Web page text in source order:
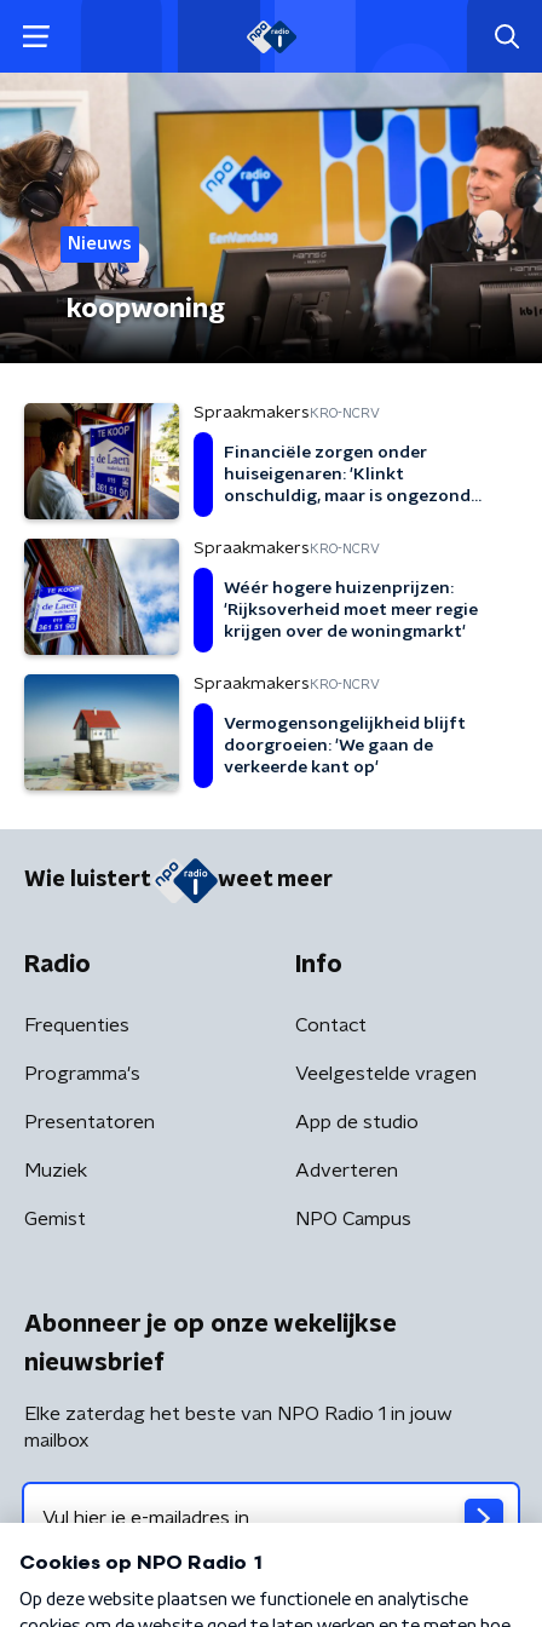
Nieuws
koopwoning
Spraakmakers KRO-NCRV
Financiële zorgen onder
huiseigenaren: 'Klinkt
onschuldig, maar is ongezond
Spraakmakers KRO-NCRV
Wéér hogere huizenprijzen:
'Rijksoverheid moet meer regie
krijgen over de woningmarkt'
Spraakmakers KRO-NCRV
Vermogensongelijkheid blijft
doorgroeien: 'We gaan de
verkeerde kant op'
Wie luistert weet meer
Radio
Frequenties
Programma's
Presentatoren
Muziek
Gemist
Info
Contact
Veelgestelde vragen
App de studio
Adverteren
NPO Campus
Abonneer je op onze wekelijkse
nieuwsbrief
Elke zaterdag het beste van NPO Radio 1 in jouw
mailbox